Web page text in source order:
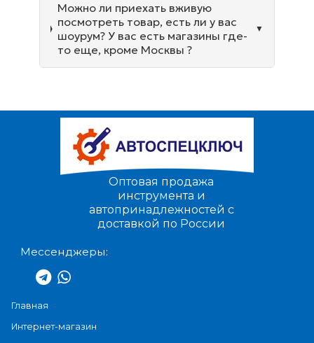
Можно ли приехать вживую
посмотреть товар, есть ли у вас
шоурум? У вас есть магазины где-
то еще, кроме Москвы ?
Оптовая продажа
инструмента и
автопринадлежностей с
доставкой по России
Мессенджеры:
Главная
Интернет-магазин